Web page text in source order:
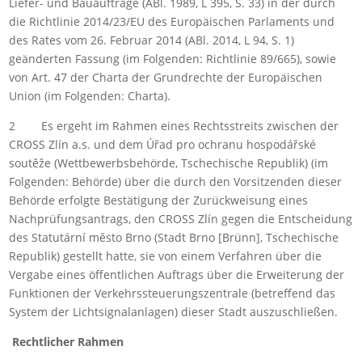
die Richtlinie 2014/23/EU des Europäischen Parlaments und
des Rates vom 26. Februar 2014 (ABl. 2014, L 94, S. 1)
geänderten Fassung (im Folgenden: Richtlinie 89/665), sowie
von Art. 47 der Charta der Grundrechte der Europäischen
Union (im Folgenden: Charta).
2 Es ergeht im Rahmen eines Rechtsstreits zwischen der
CROSS Zlín a.s. und dem Úřad pro ochranu hospodářské
soutěže (Wettbewerbsbehörde, Tschechische Republik) (im
Folgenden: Behörde) über die durch den Vorsitzenden dieser
Behörde erfolgte Bestätigung der Zurückweisung eines
Nachprüfungsantrags, den CROSS Zlín gegen die Entscheidung
des Statutární město Brno (Stadt Brno [Brünn], Tschechische
Republik) gestellt hatte, sie von einem Verfahren über die
Vergabe eines öffentlichen Auftrags über die Erweiterung der
Funktionen der Verkehrssteuerungszentrale (betreffend das
System der Lichtsignalanlagen) dieser Stadt auszuschließen.
Rechtlicher Rahmen